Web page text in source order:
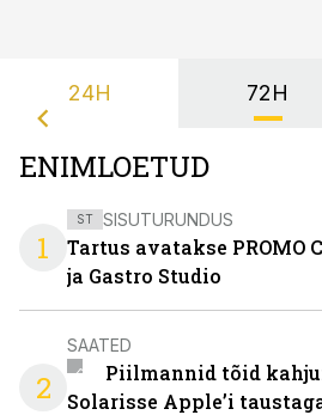
24H 72H
ENIMLOETUD
1
ST SISUTURUNDUS
Tartus avatakse PROMO
ja Gastro Studio
2
SAATED
Piilmannid tõid
Solarisse Apple’i